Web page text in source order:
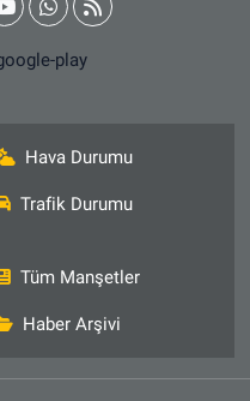
Hava Durumu
Trafik Durumu
Tüm Manşetler
Haber Arşivi